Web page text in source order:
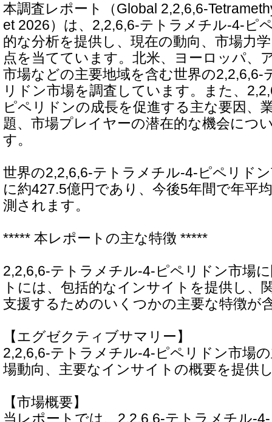
本調査レポート（Global 2,2,6,6-
et 2026）は、2,2,6,6-テトラメチル-4-ピ
的な分析を提供し、現在の動向、市場力
点を当てています。北米、ヨーロッパ、
市場などの主要地域を含む世界の2,2,6,6-
リドン市場を調査しています。また、
ピペリドンの成長を促進する主な要因、
題、市場プレイヤーの潜在的な機会につ
す。
世界の2,2,6,6-テトラメチル-4-ピペリド
に約427.5億円であり、今後5年間で年平
測されます。
***** 本レポートの主な特徴 *****
2,2,6,6-テトラメチル-4-ピペリドン市場
トには、包括的なインサイトを提供し、
支援するためのいくつかの主要な特徴が
【エグゼクティブサマリー】
2,2,6,6-テトラメチル-4-ピペリドン市場
場動向、主要なインサイトの概要を提供
【市場概要】
当レポートでは、2,2,6,6-テトラメチル-